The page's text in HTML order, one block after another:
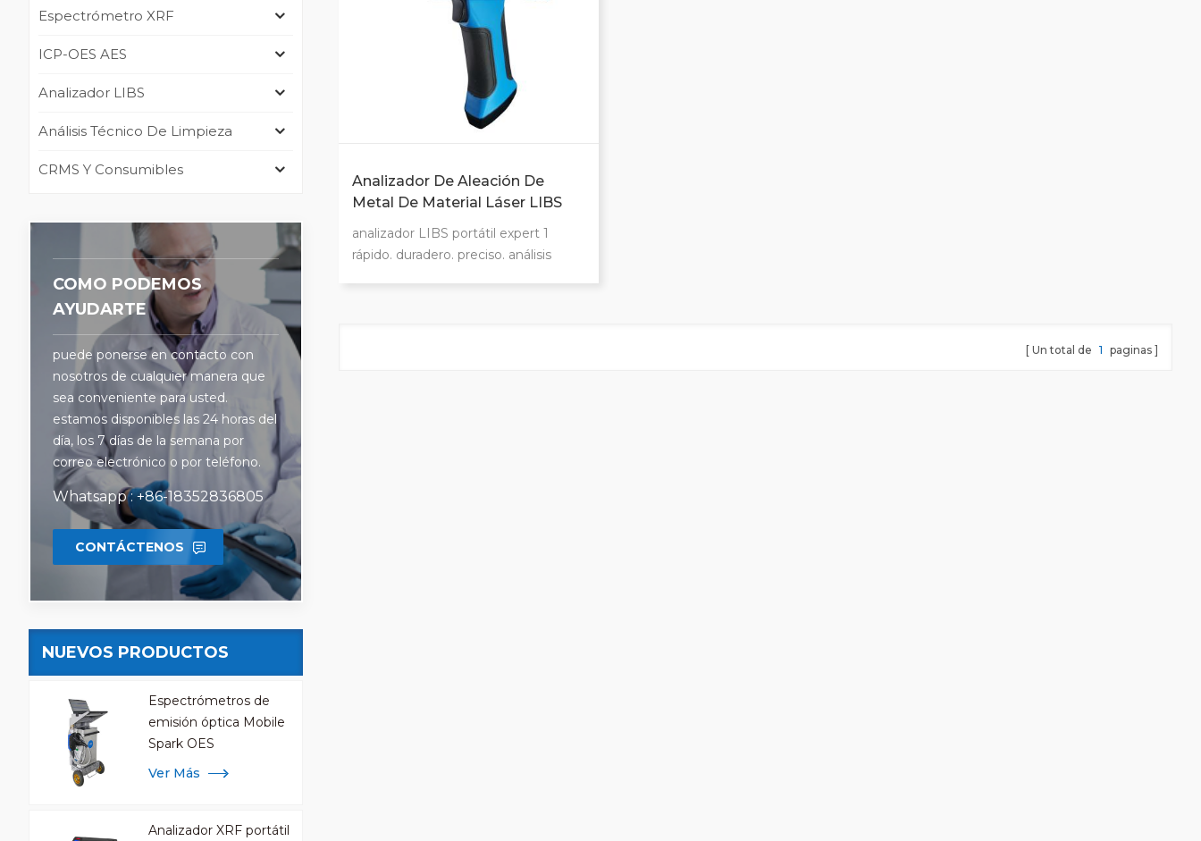
Espectrómetro XRF
ICP-OES AES
Analizador LIBS
Análisis Técnico De Limpieza
CRMS Y Consumibles
COMO PODEMOS
AYUDARTE
puede ponerse en contacto con
nosotros de cualquier manera que
sea conveniente para usted.
estamos disponibles las 24 horas del
día, los 7 días de la semana por
correo electrónico o por teléfono.
Whatsapp : +86-18352836805
CONTÁCTENOS
NUEVOS PRODUCTOS
Espectrómetros de
emisión óptica Mobile
Spark OES
Ver Más
Analizador XRF portátil
Analizador De Aleación De
Metal De Material Láser LIBS
De Mano
analizador LIBS portátil expert 1
rápido. duradero. preciso. análisis
Un total de 1 paginas